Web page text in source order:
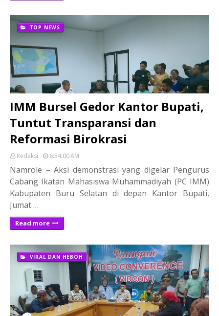
TOP NEWS
IMM Bursel Gedor Kantor Bupati,
Tuntut Transparansi dan
Reformasi Birokrasi
Redaksi 6:54:00 AM
Namrole – Aksi demonstrasi yang digelar Pengurus
Cabang Ikatan Mahasiswa Muhammadiyah (PC IMM)
Kabupaten Buru Selatan di depan Kantor Bupati,
Jumat …
Read more
VIRAL DAN HEBOH